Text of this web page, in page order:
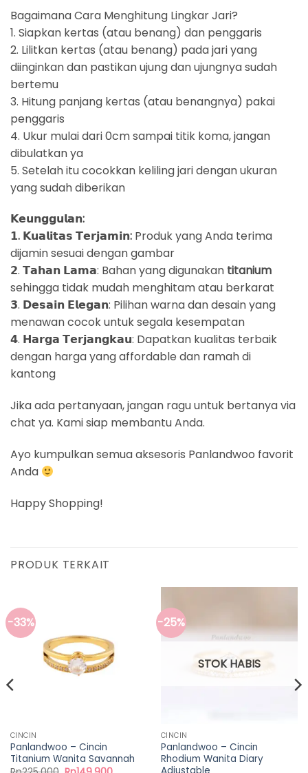
Bagaimana Cara Menghitung Lingkar Jari?
1. Siapkan kertas (atau benang) dan penggaris
2. Lilitkan kertas (atau benang) pada jari yang
diinginkan dan pastikan ujung dan ujungnya sudah
bertemu
3. Hitung panjang kertas (atau benangnya) pakai
penggaris
4. Ukur mulai dari 0cm sampai titik koma, jangan
dibulatkan ya
5. Setelah itu cocokkan keliling jari dengan ukuran
yang sudah diberikan
𝗞𝗲𝘂𝗻𝗴𝗴𝘂𝗹𝗮𝗻:
𝟭. 𝗞𝘂𝗮𝗹𝗶𝘁𝗮𝘀 𝗧𝗲𝗿𝗷𝗮𝗺𝗶𝗻: Produk yang Anda terima
dijamin sesuai dengan gambar
𝟮. 𝗧𝗮𝗵𝗮𝗻 𝗟𝗮𝗺𝗮: Bahan yang digunakan titanium
sehingga tidak mudah menghitam atau berkarat
𝟯. 𝗗𝗲𝘀𝗮𝗶𝗻 𝗘𝗹𝗲𝗴𝗮𝗻: Pilihan warna dan desain yang
menawan cocok untuk segala kesempatan
𝟰. 𝗛𝗮𝗿𝗴𝗮 𝗧𝗲𝗿𝗷𝗮𝗻𝗴𝗸𝗮𝘂: Dapatkan kualitas terbaik
dengan harga yang affordable dan ramah di
kantong
Jika ada pertanyaan, jangan ragu untuk bertanya via
chat ya. Kami siap membantu Anda.
Ayo kumpulkan semua aksesoris Panlandwoo favorit
Anda
Happy Shopping!
PRODUK TERKAIT
-33%
CINCIN
Panlandwoo – Cincin
Titanium Wanita Savannah
-25%
STOK HABIS
CINCIN
Panlandwoo – Cincin
Rhodium Wanita Diary